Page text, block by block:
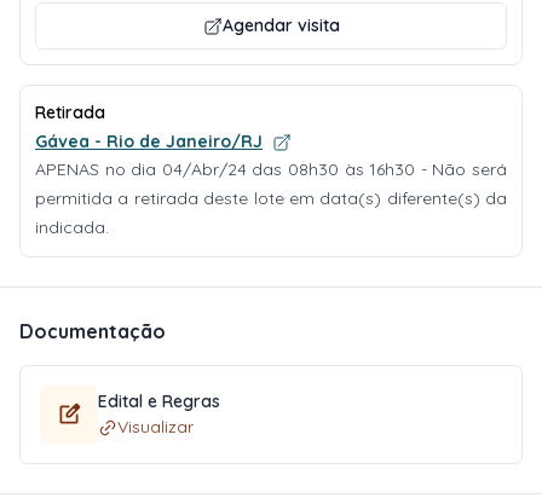
Agendar visita
Retirada
Gávea - Rio de Janeiro/RJ
APENAS no dia 04/Abr/24 das 08h30 às 16h30 - Não será
permitida a retirada deste lote em data(s) diferente(s) da
indicada.
Documentação
Edital e Regras
Visualizar